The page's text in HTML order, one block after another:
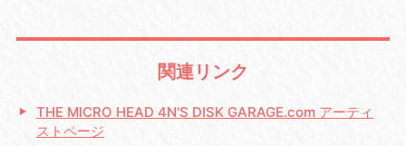
関連リンク
THE MICRO HEAD 4N'S DISK GARAGE.com アーティ
ストページ